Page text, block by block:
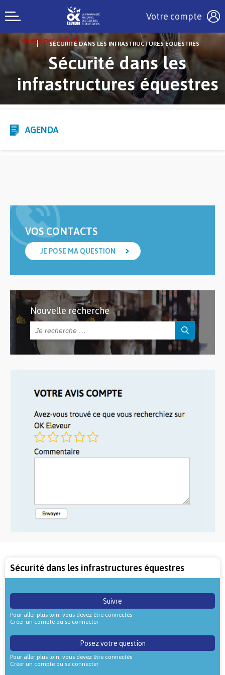
Votre compte
SÉCURITÉ DANS LES INFRASTRUCTURES ÉQUESTRES
Sécurité dans les
infrastructures équestres
AGENDA
VOS CONTACTS
JE POSE MA QUESTION
Nouvelle recherche
Sécurité dans les infrastructures équestres
Suivre
Pour aller plus loin, vous devez être connectés
Créer un compte ou se connecter
Posez votre question
Pour aller plus loin, vous devez être connectés
Créer un compte ou se connecter